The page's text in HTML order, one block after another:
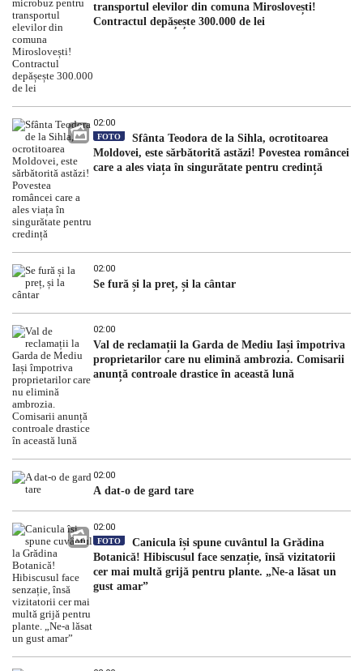
transportul elevilor din comuna Miroslovești!
Contractul depășește 300.000 de lei
02:00
FOTO
Sfânta Teodora de la Sihla, ocrotitoarea
Moldovei, este sărbătorită astăzi! Povestea româncei
care a ales viața în singurătate pentru credință
02:00
Se fură și la preț, și la cântar
02:00
Val de reclamații la Garda de Mediu Iași împotriva
proprietarilor care nu elimină ambrozia. Comisarii
anunță controale drastice în această lună
02:00
A dat-o de gard tare
02:00
FOTO
Canicula își spune cuvântul la Grădina
Botanică! Hibiscusul face senzație, însă vizitatorii
cer mai multă grijă pentru plante. „Ne-a lăsat un
gust amar”